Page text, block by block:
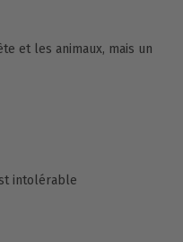
et les animaux, mais un
intolérable